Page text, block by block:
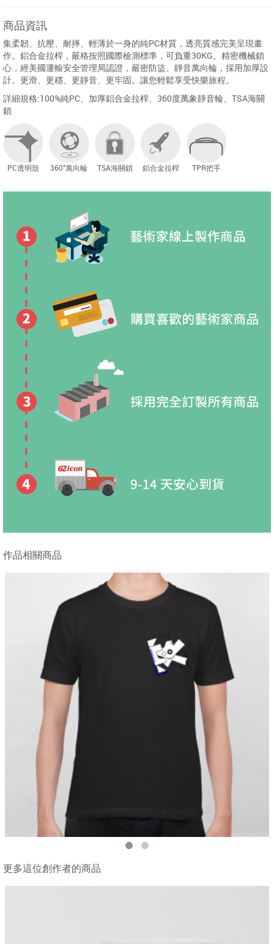
商品資訊
集柔韌、抗壓、耐摔、輕薄於一身的純PC材質，透亮質感完美呈現畫
作。鋁合金拉桿，嚴格按照國際檢測標準，可負重30KG。精密機械鎖
心，經美國運輸安全管理局認證，嚴密防盜。靜音萬向輪，採用加厚設
計。更滑、更穩、更靜音、更牢固。讓您輕鬆享受快樂旅程。
詳細規格:100%純PC、加厚鋁合金拉桿、360度萬象靜音輪、TSA海關
鎖
PC透明殼 360°萬向輪 TSA海關鎖 鋁合金拉桿 TPR把手
作品相關商品
更多這位創作者的商品